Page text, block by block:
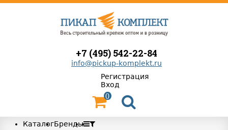
+7 (495) 542-22-84
info@pickup-komplekt.ru
Регистрация
Вход
0
КаталогБренды